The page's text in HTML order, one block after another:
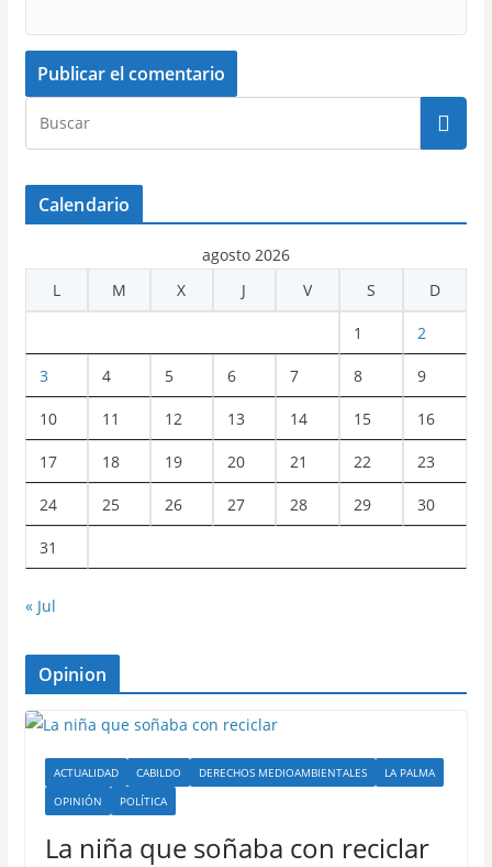
Calendario
agosto 2026
L
M X J V S D
1 2
3 4 5 6 7 8 9
10 11 12 13 14 15 16
17 18 19 20 21 22 23
24 25 26 27 28 29 30
31
« Jul
Opinion
ACTUALIDAD CABILDO DERECHOS MEDIOAMBIENTALES
LA PALMA
OPINIÓN
POLÍTICA
La niña que soñaba con reciclar